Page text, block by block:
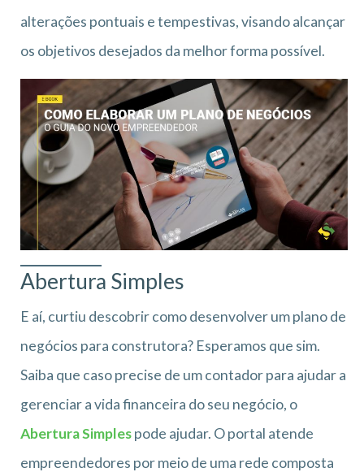
alterações pontuais e tempestivas, visando alcançar
os objetivos desejados da melhor forma possível.
Abertura Simples
E aí, curtiu descobrir como desenvolver um plano de
negócios para construtora? Esperamos que sim.
Saiba que caso precise de um contador para ajudar a
gerenciar a vida financeira do seu negócio, o
Abertura Simplespode ajudar. O portal atende
empreendedores por meio de uma rede composta